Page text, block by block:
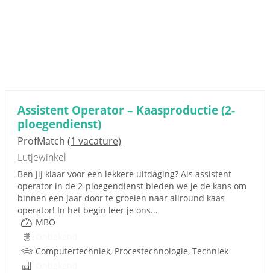
Assistent Operator – Kaasproductie (2-
ploegendienst)
ProfMatch (1 vacature)
Lutjewinkel
Ben jij klaar voor een lekkere uitdaging? Als assistent
operator in de 2-ploegendienst bieden we je de kans om
binnen een jaar door te groeien naar allround kaas
operator! In het begin leer je ons...
MBO
Computertechniek, Procestechnologie, Techniek